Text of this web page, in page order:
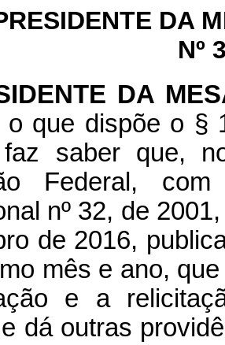
DA
Nº
DA
o que dispõe o §
faz saber que,
Federal,
nº 32, de
de 2016,
mês e ano,
e a
dá outras